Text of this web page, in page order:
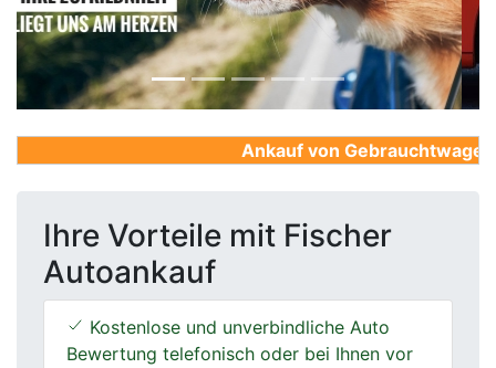
Ankauf von
Ihre Vorteile mit Fischer
Autoankauf
Kostenlose und unverbindliche Auto
Bewertung telefonisch oder bei Ihnen vor